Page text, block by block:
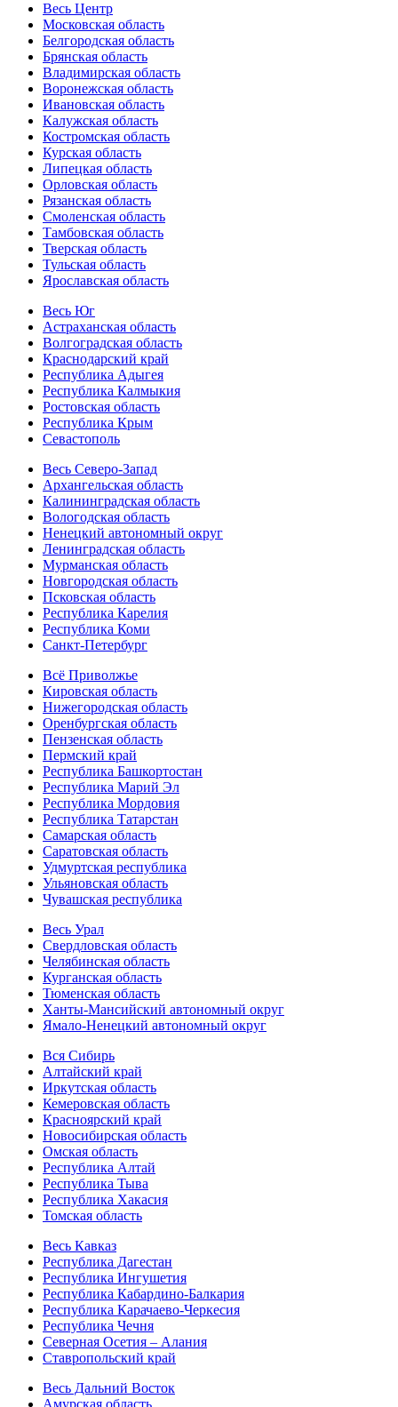
Весь Центр
Московская область
Белгородская область
Брянская область
Владимирская область
Воронежская область
Ивановская область
Калужская область
Костромская область
Курская область
Липецкая область
Орловская область
Рязанская область
Смоленская область
Тамбовская область
Тверская область
Тульская область
Ярославская область
Весь Юг
Астраханская область
Волгоградская область
Краснодарский край
Республика Адыгея
Республика Калмыкия
Ростовская область
Республика Крым
Севастополь
Весь Северо-Запад
Архангельская область
Калининградская область
Вологодская область
Ненецкий автономный округ
Ленинградская область
Мурманская область
Новгородская область
Псковская область
Республика Карелия
Республика Коми
Санкт-Петербург
Всё Приволжье
Кировская область
Нижегородская область
Оренбургская область
Пензенская область
Пермский край
Республика Башкортостан
Республика Марий Эл
Республика Мордовия
Республика Татарстан
Самарская область
Саратовская область
Удмуртская республика
Ульяновская область
Чувашская республика
Весь Урал
Свердловская область
Челябинская область
Курганская область
Тюменская область
Ханты-Мансийский автономный округ
Ямало-Ненецкий автономный округ
Вся Сибирь
Алтайский край
Иркутская область
Кемеровская область
Красноярский край
Новосибирская область
Омская область
Республика Алтай
Республика Тыва
Республика Хакасия
Томская область
Весь Кавказ
Республика Дагестан
Республика Ингушетия
Республика Кабардино-Балкария
Республика Карачаево-Черкесия
Республика Чечня
Северная Осетия – Алания
Ставропольский край
Весь Дальний Восток
Амурская область